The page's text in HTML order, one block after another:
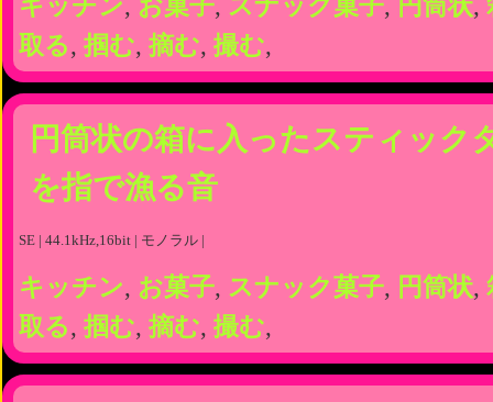
キッチン, お菓子, スナック菓子, 円筒状,
取る, 掴む, 摘む, 撮む,
円筒状の箱に入ったスティック
を指で漁る音
SE | 44.1kHz,16bit | モノラル |
キッチン, お菓子, スナック菓子, 円筒状,
取る, 掴む, 摘む, 撮む,